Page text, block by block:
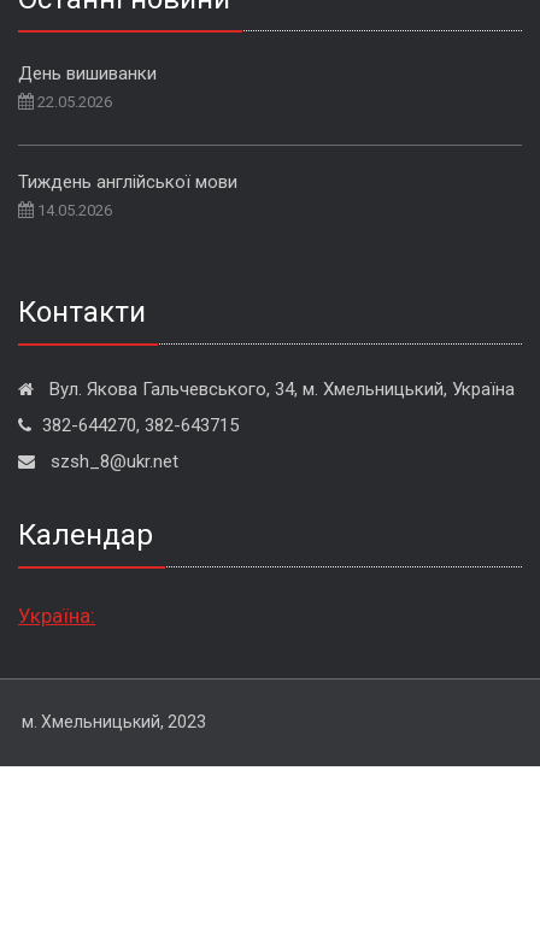
День вишиванки
22.05.2026
Тиждень англійської мови
14.05.2026
Контакти
Вул. Якова Гальчевського, 34, м. Хмельницький, Україна
382-644270, 382-643715
szsh_8@ukr.net
Календар
Україна:
м. Хмельницький, 2023